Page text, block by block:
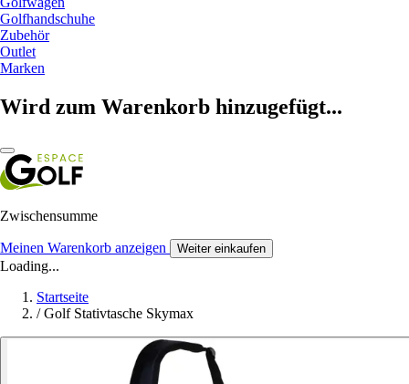
Golfhandschuhe
Zubehör
Outlet
Marken
Wird zum Warenkorb hinzugefügt...
Zwischensumme
Meinen Warenkorb anzeigen Weiter einkaufen
Loading...
Startseite
/ Golf Stativtasche Skymax